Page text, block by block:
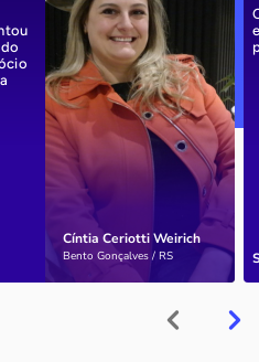
Cíntia Ceriotti Weirich
Bento Gonçalves / RS